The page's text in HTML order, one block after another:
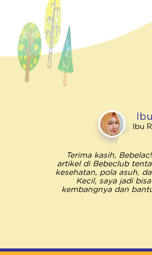
Ibu
Terima kasih,
artikel di Bebeclub
kesehatan, pola asuh,
Kecil, saya jadi
kembangnya dan